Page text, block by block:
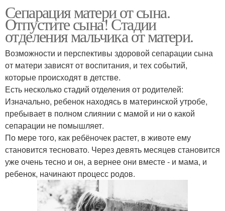
Сепарация матери от сына.
Отпустите сына! Стадии
отделения мальчика от матери.
Возможности и перспективы здоровой сепарации сына
от матери зависят от воспитания, и тех событий,
которые происходят в детстве.
Есть несколько стадий отделения от родителей:
Изначально, ребенок находясь в материнской утробе,
пребывает в полном слиянии с мамой и ни о какой
сепарации не помышляет.
По мере того, как ребёночек растет, в животе ему
становится тесновато. Через девять месяцев становится
уже очень тесно и он, а вернее они вместе - и мама, и
ребенок, начинают процесс родов.